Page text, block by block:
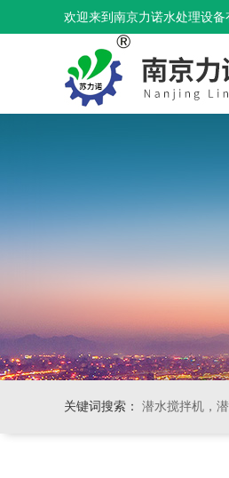
欢迎来到南京力诺水处理设备
关键词搜索： 潜水搅拌机，潜